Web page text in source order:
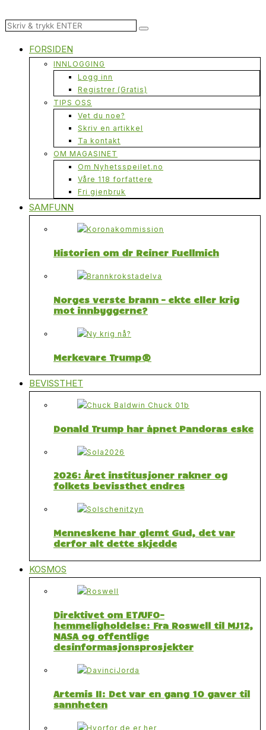
FORSIDEN
INNLOGGING
Logg inn
Registrer (Gratis)
TIPS OSS
Vet du noe?
Skriv en artikkel
Ta kontakt
OM MAGASINET
Om Nyhetsspeilet.no
Våre 118 forfattere
Fri gjenbruk
SAMFUNN
Historien om dr Reiner Fuellmich
Norges verste brann – ekte eller krig
mot innbyggerne?
Merkevare Trump®
BEVISSTHET
Donald Trump har åpnet Pandoras eske
2026: Året institusjoner rakner og
folkets bevissthet endres
Menneskene har glemt Gud, det var
derfor alt dette skjedde
KOSMOS
Direktivet om ET/UFO-
hemmeligholdelse: Fra Roswell til MJ12,
NASA og offentlige
desinformasjonsprosjekter
Artemis II: Det var en gang 10 gaver til
sannheten